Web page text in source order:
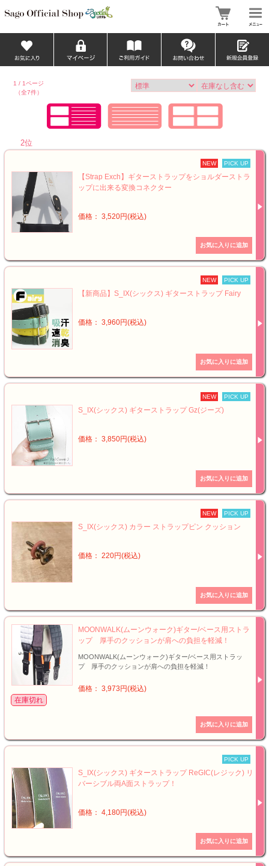
1 / 1ページ
（全7件）
2位
NEW PICK UP
【Strap Exch】ギターストラップをショルダーストラ
ップに出来る変換コネクター
価格： 3,520円(税込)
NEW PICK UP
【新商品】S_IX(シックス) ギターストラップ Fairy
価格： 3,960円(税込)
NEW PICK UP
S_IX(シックス) ギターストラップ Gz(ジーズ)
価格： 3,850円(税込)
NEW PICK UP
S_IX(シックス) カラー ストラップピン クッション
価格： 220円(税込)
MOONWALK(ムーンウォーク)ギター/ベース用ストラ
ップ 厚手のクッションが肩への負担を軽減！
MOONWALK(ムーンウォーク)ギター/ベース用ストラッ
プ 厚手のクッションが肩への負担を軽減！
価格： 3,973円(税込)
在庫切れ
PICK UP
S_IX(シックス) ギターストラップ ReGIC(レジック) リ
バーシブル両A面ストラップ！
価格： 4,180円(税込)